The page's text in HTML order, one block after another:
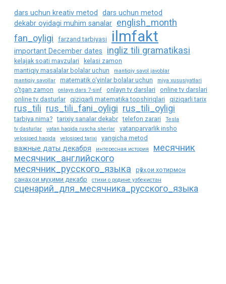
dars uchun kreativ metod
dars uchun metod
dekabr oyidagi muhim sanalar
english_month
fan_oyligi
farzand tarbiyasi ilmfakt
important December dates ingliz tili gramatikasi
kelajak soati mavzulari
kelasi zamon
mantiqiy masalalar bolalar uchun
mantiqiy savol javoblar
mantiqiy savollar
matematik o‘yinlar bolalar uchun miya xususiyatlari
o'tgan zamon onlayn dars 7-sinf onlayn tv darslari
online tv darslari
online tv dasturlar qiziqarli matematika topshiriqlari qiziqarli tarix
rus_tili rus_tili_fani_oyligi rus_tili_oyligi
tarbiya nima? tarixiy sanalar dekabr telefon zarari
Tesla
tv dasturlar
vatan haqida ruscha sherlar vatanparvarlik insho
velosiped haqida velosiped tarixi yangicha metod
важные даты декабря интересная история
месячник
месячник_английского
месячник_русского_языка
рӯзҳои хотирмон
санаҳои муҳими декабр
стихи о родине узбекистан
сценарий_для_месячника_русского_языка